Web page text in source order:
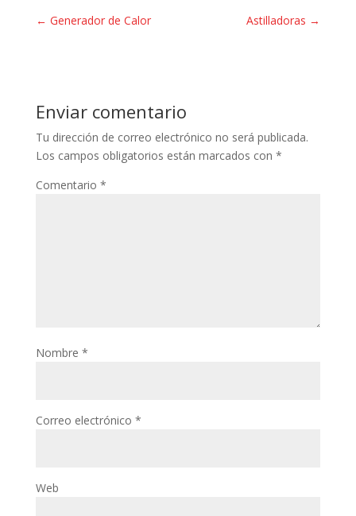
← Generador de Calor Astilladoras →
Enviar comentario
Tu dirección de correo electrónico no será publicada.
Los campos obligatorios están marcados con *
Comentario *
Nombre *
Correo electrónico *
Web